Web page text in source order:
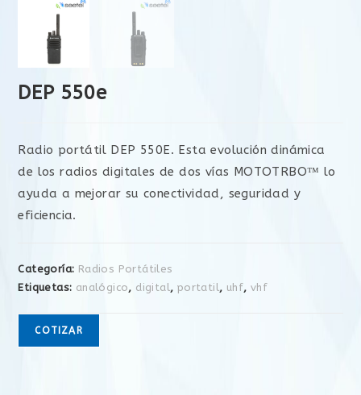
DEP 550e
Radio portátil DEP 550E. Esta evolución dinámica
de los radios digitales de dos vías MOTOTRBO™ lo
ayuda a mejorar su conectividad, seguridad y
eficiencia.
Categoría: Radios Portátiles
Etiquetas: analógico, digital, portatil, uhf, vhf
COTIZAR